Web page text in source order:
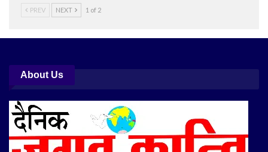
PREV NEXT 1 of 2
About Us